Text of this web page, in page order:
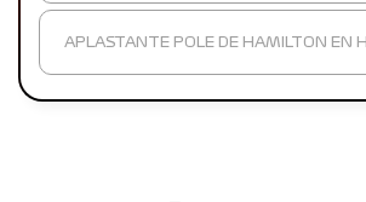
APLASTANTE POLE DE HAMILTON EN